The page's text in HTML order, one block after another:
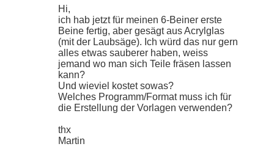
Hi,
ich hab jetzt für meinen 6-Beiner erste
Beine fertig, aber gesägt aus Acrylglas
(mit der Laubsäge). Ich würd das nur gern
alles etwas sauberer haben, weiss
jemand wo man sich Teile fräsen lassen
kann?
Und wieviel kostet sowas?
Welches Programm/Format muss ich für
die Erstellung der Vorlagen verwenden?
thx
Martin